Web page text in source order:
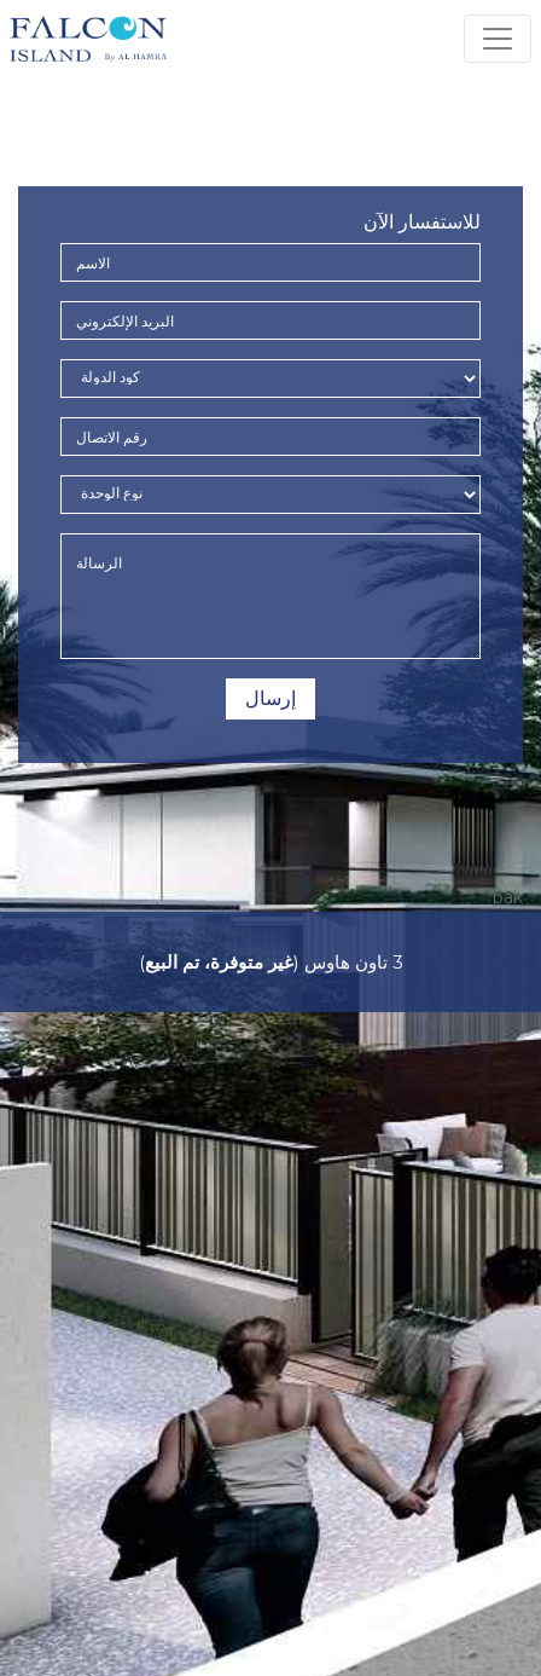
للاستفسار الآن
إرسال
pak
(غير متوفرة، تم البيع ) 3 تاون هاوس